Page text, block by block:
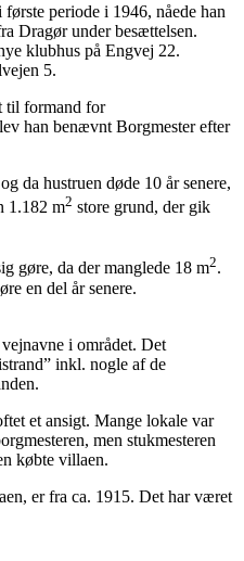
periode i 1946, nåede han
Dragør under besættelsen.
klubhus på Engvej 22.
5.
til formand for
han benævnt Borgmester efter
da hustruen døde 10 år senere,
1.182 m2 store grund, der gik
gøre, da der manglede 18 m2.
en del år senere.
i området. Det
inkl. nogle af de
et ansigt. Mange lokale var
men stukmesteren
købte villaen.
er fra ca. 1915. Det har været